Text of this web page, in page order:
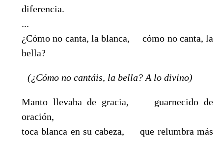
diferencia.
...
¿Cómo no canta, la blanca, cómo no canta, la
bella?
(¿Cómo no cantáis, la bella? A lo divino)
Manto llevaba de gracia, guarnecido de
oración,
toca blanca en su cabeza, que relumbra más